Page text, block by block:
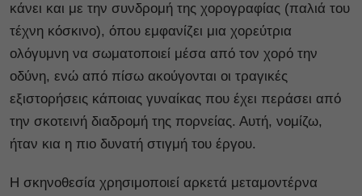
κάνει και με την συνδρομή της χορογραφίας (παλιά του
τέχνη κόσκινο), όπου εμφανίζει μια χορεύτρια
ολόγυμνη να σωματοποιεί μέσα από τον χορό την
οδύνη, ενώ από πίσω ακούγονται οι τραγικές
εξιστορήσεις κάποιας γυναίκας που έχει περάσει από
την σκοτεινή διαδρομή της πορνείας. Αυτή, νομίζω,
ήταν κια η πιο δυνατή στιγμή του έργου.
Η σκηνοθεσία χρησιμοποιεί αρκετά μεταμοντέρνα